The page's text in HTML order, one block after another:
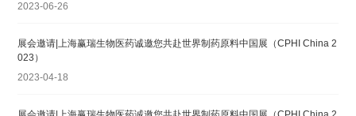
2023-06-26
展会邀请|上海赢瑞生物医药诚邀您共赴世界制药原料中国展（CPHI China 2
023）
2023-04-18